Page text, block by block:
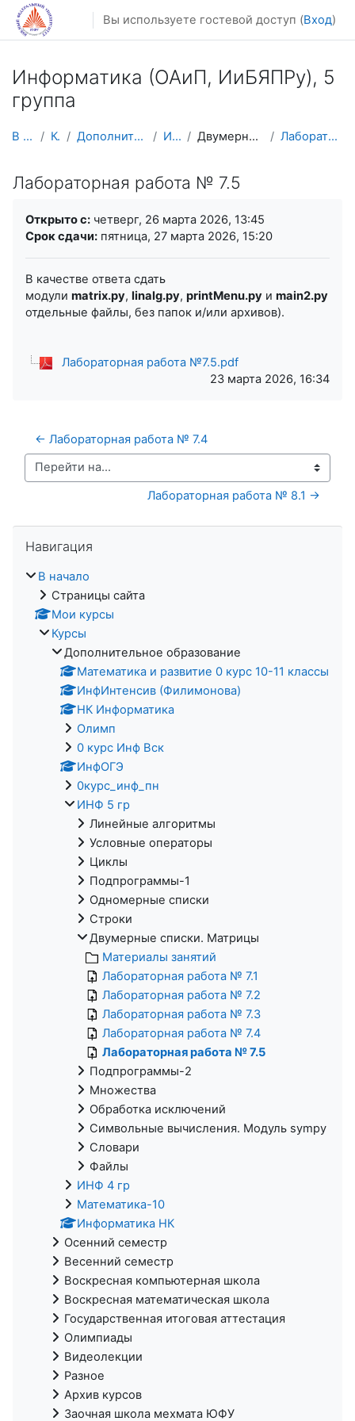
Перейти к основному содержанию
Вы используете гостевой доступ (Вход)
Информатика (ОАиП, ИиБЯПPy), 5
группа
В начало Курсы Дополнительное образование ИНФ 5 гр Двумерные списки. Матрицы Лабораторная работа № 7.5
Лабораторная работа № 7.5
Открыто с: четверг, 26 марта 2026, 13:45
Срок сдачи: пятница, 27 марта 2026, 15:20
В качестве ответа сдать
модули matrix.py, linalg.py, printMenu.py и main2.py
отдельные файлы, без папок и/или архивов).
Лабораторная работа №7.5.pdf
23 марта 2026, 16:34
← Лабораторная работа № 7.4
Перейти на...
Лабораторная работа № 8.1 →
Навигация
В начало
Страницы сайта
Мои курсы
Курсы
Дополнительное образование
Математика и развитие 0 курс 10-11 классы
ИнфИнтенсив (Филимонова)
НК Информатика
Олимп
0 курс Инф Вск
ИнфОГЭ
0курс_инф_пн
ИНФ 5 гр
Линейные алгоритмы
Условные операторы
Циклы
Подпрограммы-1
Одномерные списки
Строки
Двумерные списки. Матрицы
Материалы занятий
Лабораторная работа № 7.1
Лабораторная работа № 7.2
Лабораторная работа № 7.3
Лабораторная работа № 7.4
Лабораторная работа № 7.5
Подпрограммы-2
Множества
Обработка исключений
Символьные вычисления. Модуль sympy
Словари
Файлы
ИНФ 4 гр
Математика-10
Информатика НК
Осенний семестр
Весенний семестр
Воскресная компьютерная школа
Воскресная математическая школа
Государственная итоговая аттестация
Олимпиады
Видеолекции
Разное
Архив курсов
Заочная школа мехмата ЮФУ